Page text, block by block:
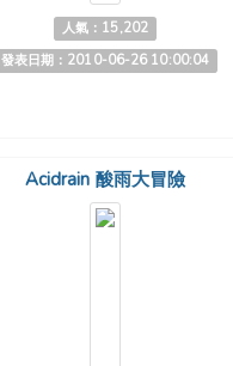
人氣：15,202
發表日期：2010-06-26 10:00:04
Acidrain 酸雨大冒險